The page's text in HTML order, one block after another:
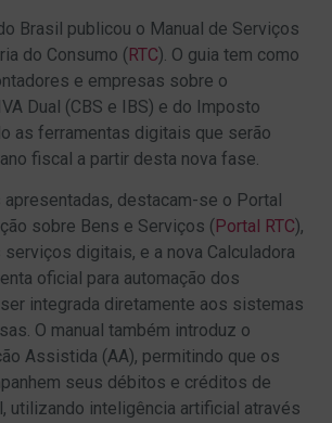
Brasil publicou o Manual de Serviços
do Consumo (RTC). O guia tem como
e empresas sobre o
Dual (CBS e IBS) e do Imposto
as ferramentas digitais que serão
fiscal a partir desta nova fase.
apresentadas, destacam-se o Portal
sobre Bens e Serviços (Portal RTC),
digitais, e a nova Calculadora
oficial para automação dos
integrada diretamente aos sistemas
O manual também introduz o
Assistida (AA), permitindo que os
seus débitos e créditos de
utilizando inteligência artificial através